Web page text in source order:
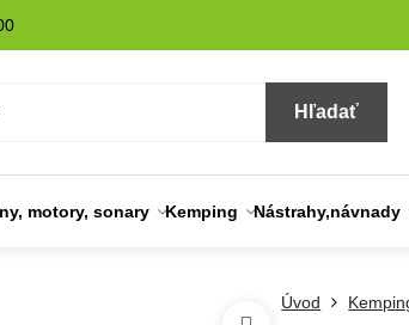
Hľadať
motory, sonary Kemping Nástrahy,návnady
Úvod